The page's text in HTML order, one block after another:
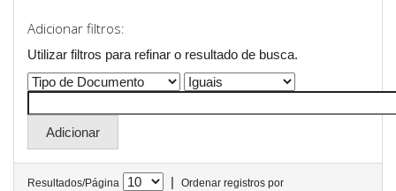
Adicionar filtros:
Utilizar filtros para refinar o resultado de busca.
Resultados/Página |
Ordenar registros por